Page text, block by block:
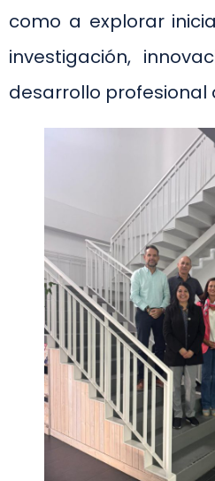
como a explorar
investigación,
desarrollo profesional